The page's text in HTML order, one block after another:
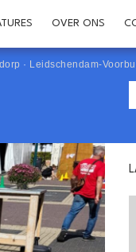
OVER ONS
· Leidschendam-